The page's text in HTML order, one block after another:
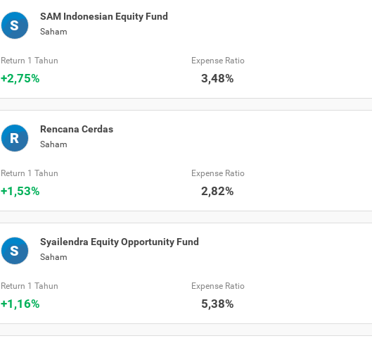
S
SAM Indonesian Equity Fund
Saham
Return 1 Tahun
+2,75%
Expense Ratio
3,48%
R
Rencana Cerdas
Saham
Return 1 Tahun
+1,53%
Expense Ratio
2,82%
S
Syailendra Equity Opportunity Fund
Saham
Return 1 Tahun
+1,16%
Expense Ratio
5,38%